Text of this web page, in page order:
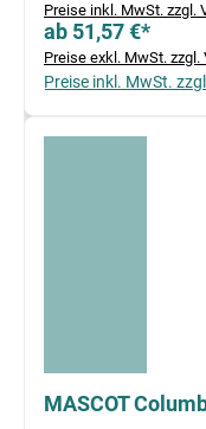
Preise inkl. MwSt. zzgl.
ab 51,57 €*
Preise exkl. MwSt.
Preise inkl. MwSt.
MASCOT